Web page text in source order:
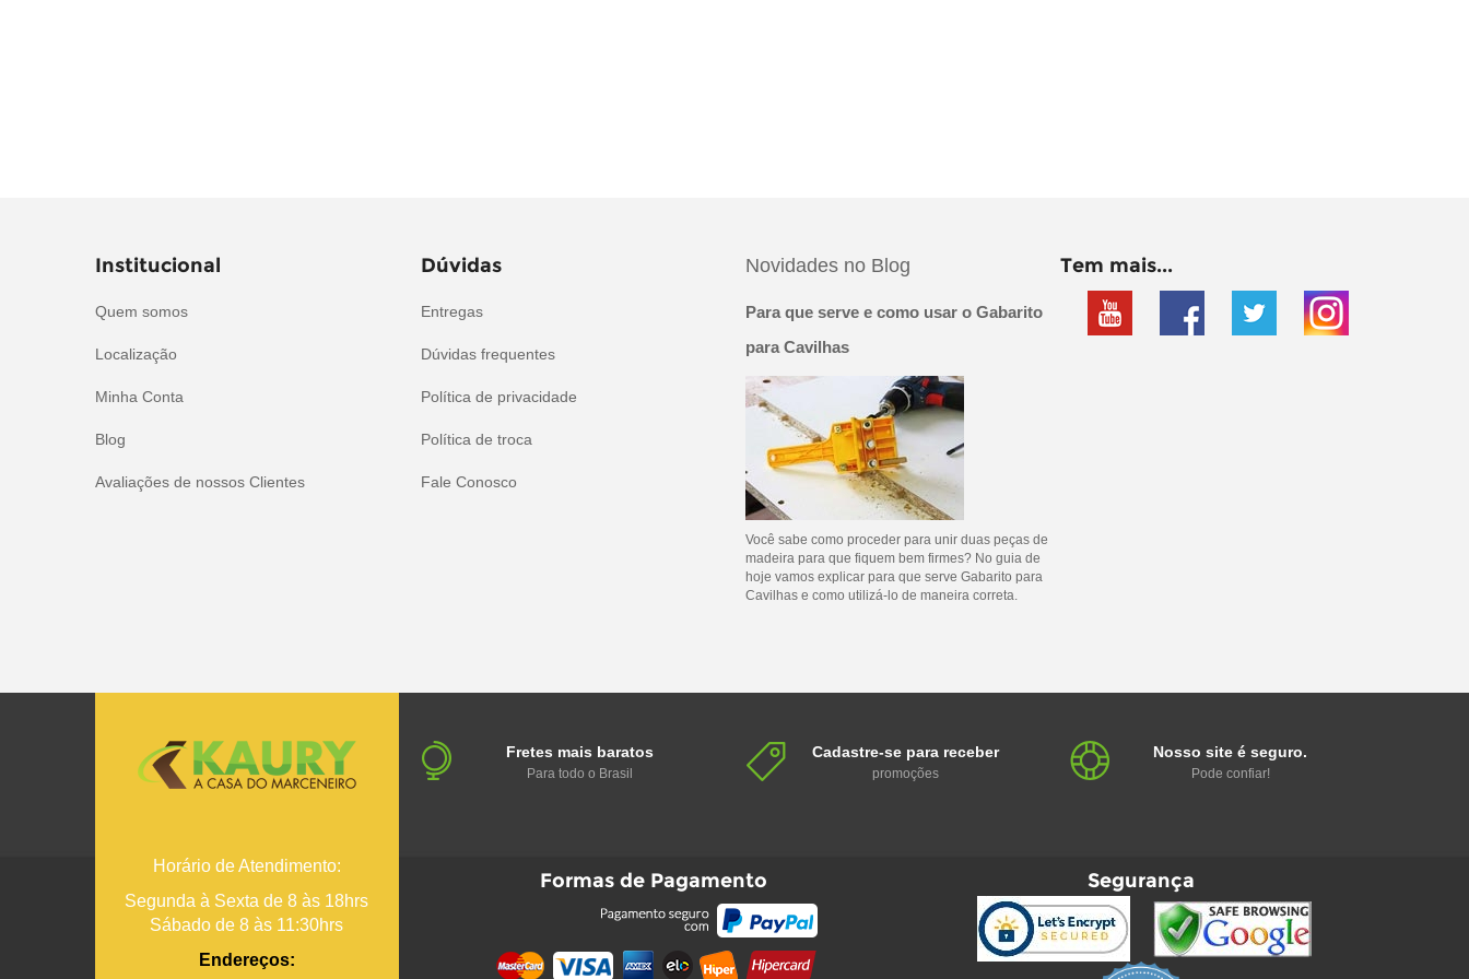
Institucional
Quem somos
Localização
Minha Conta
Blog
Avaliações de nossos Clientes
Dúvidas
Entregas
Dúvidas frequentes
Política de privacidade
Política de troca
Fale Conosco
Novidades no Blog
Para que serve e como usar o Gabarito
para Cavilhas
Você sabe como proceder para unir duas peças de
madeira para que fiquem bem firmes? No guia de
hoje vamos explicar para que serve Gabarito para
Cavilhas e como utilizá-lo de maneira correta.
Tem mais...
Horário de Atendimento:
Segunda à Sexta de 8 às 18hrs
Sábado de 8 às 11:30hrs
Endereços:
Fretes mais baratos
Para todo o Brasil
Cadastre-se para receber
promoções
Nosso site é seguro.
Pode confiar!
Formas de Pagamento Segurança